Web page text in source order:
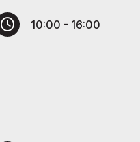
10:00 - 16:00